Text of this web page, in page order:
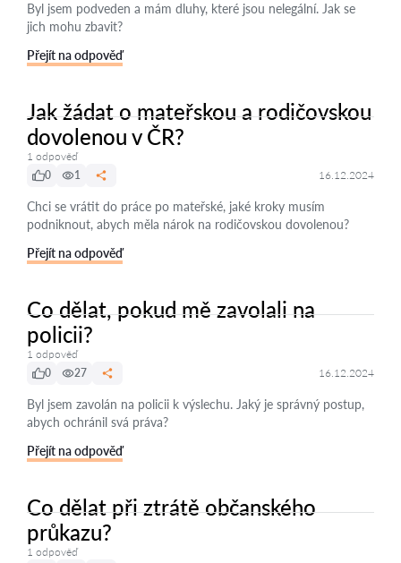
Byl jsem podveden a mám dluhy, které jsou nelegální. Jak se
jich mohu zbavit?
Přejít na odpověď
Jak žádat o mateřskou a rodičovskou
dovolenou v ČR?
1 odpověď
0
1 16.12.2024
Chci se vrátit do práce po mateřské, jaké kroky musím
podniknout, abych měla nárok na rodičovskou dovolenou?
Přejít na odpověď
Co dělat, pokud mě zavolali na
policii?
1 odpověď
0
27 16.12.2024
Byl jsem zavolán na policii k výslechu. Jaký je správný postup,
abych ochránil svá práva?
Přejít na odpověď
Co dělat při ztrátě občanského
průkazu?
1 odpověď